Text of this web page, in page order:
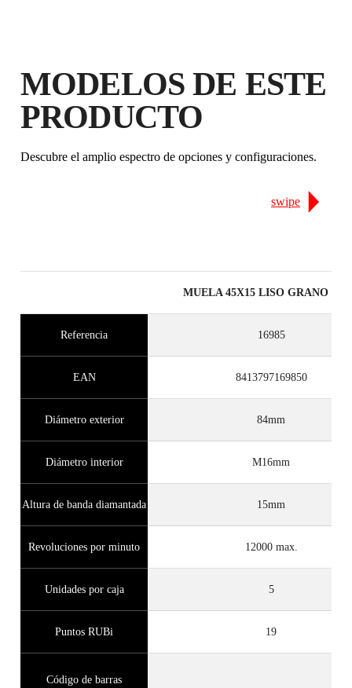
MODELOS DE ESTE
PRODUCTO
Descubre el amplio espectro de opciones y configuraciones.
swipe
MUELA 45X15 LISO GRANO
Referencia 16985
EAN 8413797169850
Diámetro exterior 84mm
Diámetro interior M16mm
Altura de banda diamantada 15mm
Revoluciones por minuto 12000 max.
Unidades por caja 5
Puntos RUBi 19
Código de barras